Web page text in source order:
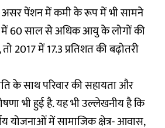
असर पेंशन में कमी के रूप में भी सामने
में 60 साल से अधिक आयु के लोगों की
2017 में 17.3 प्रतिशत की बढ़ोतरी
के साथ परिवार की सहायता और
भी हुई है. यह भी उल्लेखनीय है कि
योजनाओं में सामाजिक क्षेत्र- आवास,